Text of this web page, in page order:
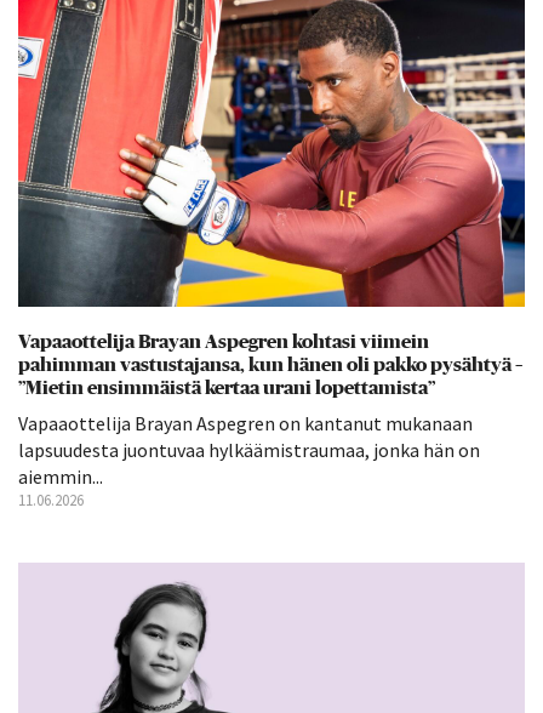
Vapaaottelija Brayan Aspegren kohtasi viimein
pahimman vastustajansa, kun hänen oli pakko pysähtyä –
”Mietin ensimmäistä kertaa urani lopettamista”
Vapaaottelija Brayan Aspegren on kantanut mukanaan
lapsuudesta juontuvaa hylkäämistraumaa, jonka hän on
aiemmin...
11.06.2026